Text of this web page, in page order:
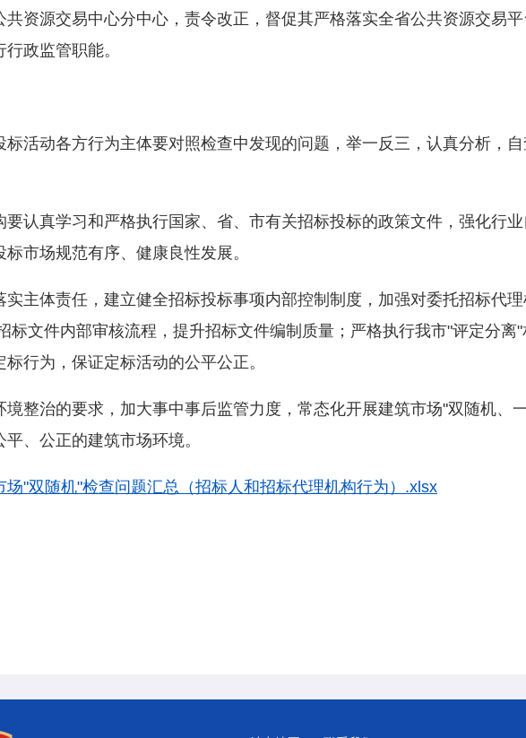
共资源交易中心分中心，责令改正，督促其严格落实全省公共资源交易
政监管职能。
标活动各方行为主体要对照检查中发现的问题，举一反三，认真分析，
要认真学习和严格执行国家、省、市有关招标投标的政策文件，强化行
市场规范有序、健康良性发展。
实主体责任，建立健全招标投标事项内部控制制度，加强对委托招标代
标文件内部审核流程，提升招标文件编制质量；严格执行我市"评定分离
行为，保证定标活动的公平公正。
境整治的要求，加大事中事后监管力度，常态化开展建筑市场"双随机、
、公正的建筑市场环境。
场"双随机"检查问题汇总（招标人和招标代理机构行为）.xlsx